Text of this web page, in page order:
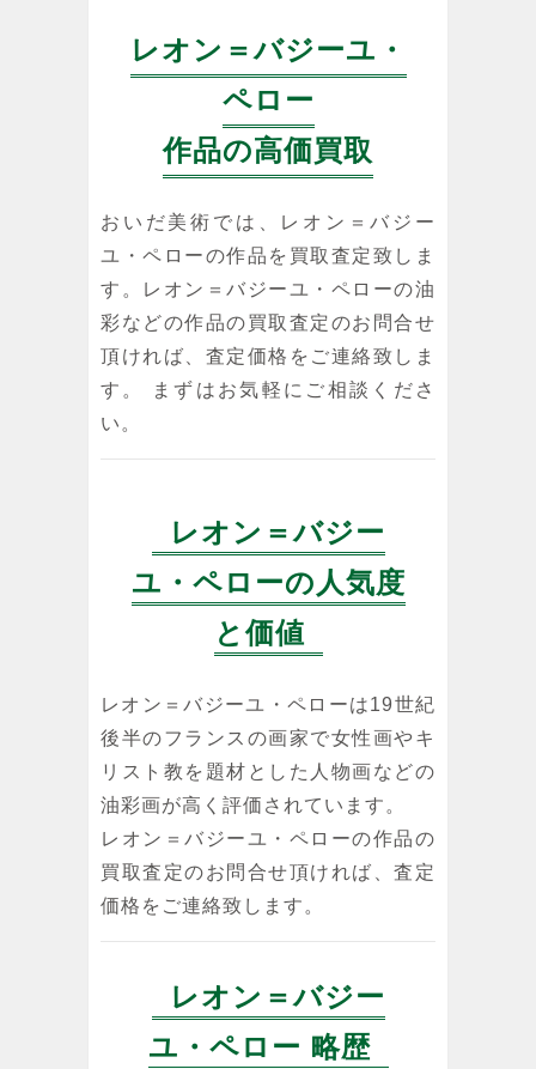
レオン＝バジーユ・
ペロー
作品の高価買取
おいだ美術では、レオン＝バジー
ユ・ペローの作品を買取査定致しま
す。レオン＝バジーユ・ペローの油
彩などの作品の買取査定のお問合せ
頂ければ、査定価格をご連絡致しま
す。 まずはお気軽にご相談くださ
い。
レオン＝バジー
ユ・ペローの人気度
と価値
レオン＝バジーユ・ペローは19世紀
後半のフランスの画家で女性画やキ
リスト教を題材とした人物画などの
油彩画が高く評価されています。
レオン＝バジーユ・ペローの作品の
買取査定のお問合せ頂ければ、査定
価格をご連絡致します。
レオン＝バジー
ユ・ペロー 略歴